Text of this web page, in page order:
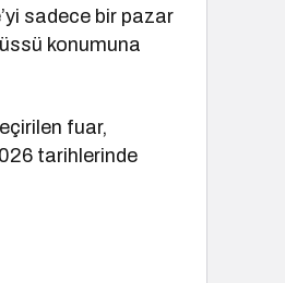
sadece bir pazar
konumuna
fuar,
tarihlerinde